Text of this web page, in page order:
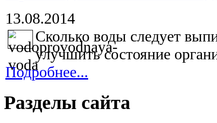
13.08.2014
Сколько воды следует
улучшить состояние
Подробнее...
Разделы сайта